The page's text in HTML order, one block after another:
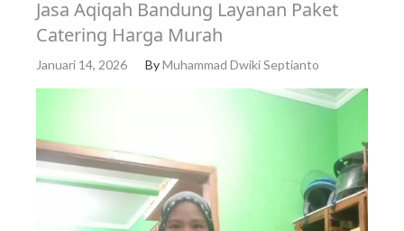
Jasa Aqiqah Bandung Layanan Paket
Catering Harga Murah
Januari 14, 2026 ByMuhammad Dwiki Septianto